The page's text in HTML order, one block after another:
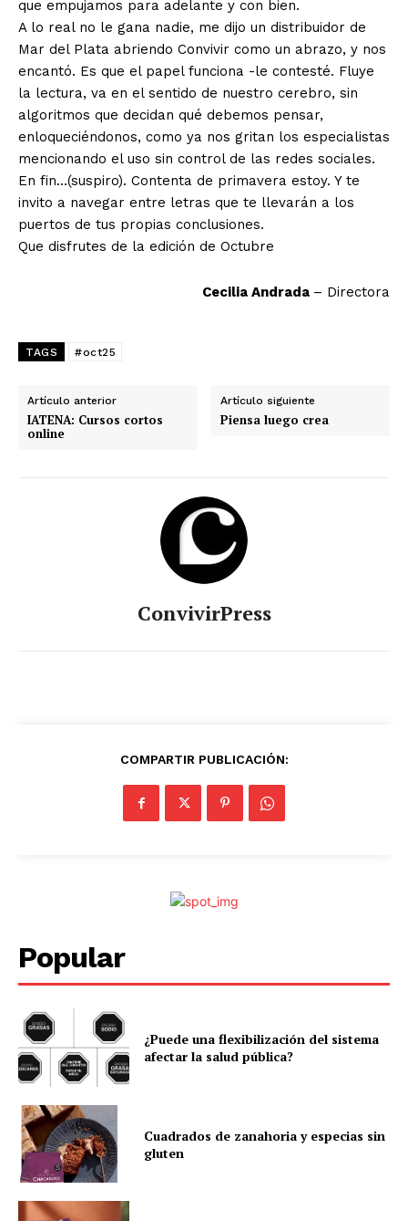
que empujamos para adelante y con bien.
A lo real no le gana nadie, me dijo un distribuidor de
Mar del Plata abriendo Convivir como un abrazo, y nos
encantó. Es que el papel funciona -le contesté. Fluye
la lectura, va en el sentido de nuestro cerebro, sin
algoritmos que decidan qué debemos pensar,
enloqueciéndonos, como ya nos gritan los especialistas
mencionando el uso sin control de las redes sociales.
En fin…(suspiro). Contenta de primavera estoy. Y te
invito a navegar entre letras que te llevarán a los
puertos de tus propias conclusiones.
Que disfrutes de la edición de Octubre
Cecilia Andrada – Directora
TAGS #oct25
Artículo anterior
IATENA: Cursos cortos
online
Artículo siguiente
Piensa luego crea
ConvivirPress
COMPARTIR PUBLICACIÓN:
Popular
¿Puede una flexibilización del sistema
afectar la salud pública?
Cuadrados de zanahoria y especias sin
gluten